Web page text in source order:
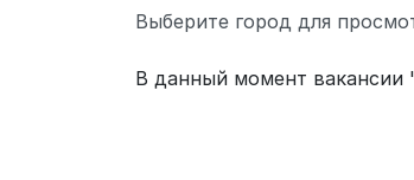
Выберите город для
В данный момент вакансии